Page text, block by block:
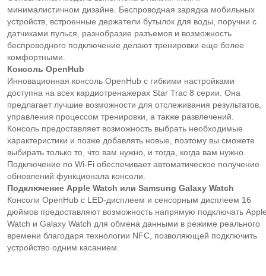
минималистичном дизайне. Беспроводная зарядка мобильных
устройств, встроенные держатели бутылок для воды, поручни с
датчиками пулься, разнобразие разъемов и возможность
беспроводного подключение делают тренировки еще более
комфортными.
Консоль OpenHub
Инновационная консоль OpenHub с гибкими настройками
доступна на всех кардиотренажерах Star Trac 8 серии. Она
предлагает лучшие возможности для отслеживания результатов,
управления процессом тренировки, а также развлечений.
Консоль предоставляет возможность выбрать необходимые
характеристики и позже добавлять новые, поэтому вы сможете
выбирать только то, что вам нужно, и тогда, когда вам нужно.
Подключение по Wi-Fi обеспечивает автоматическое получение
обновлений функционала консоли.
Подключение Apple Watch или Samsung Galaxy Watch
Консоли OpenHub с LED-дисплеем и сенсорным дисплеем 16
дюймов предоставляют возможность напрямую подключать
Watch и Galaxy Watch для обмена данными в режиме реального
времени благодаря технологии NFC, позволяющей подключить
устройство одним касанием.